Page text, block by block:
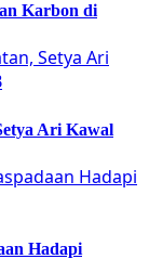
Karbon di
Ari Kawal
Hadapi